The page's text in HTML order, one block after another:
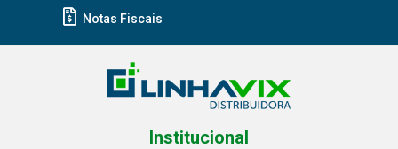
Notas Fiscais
Institucional